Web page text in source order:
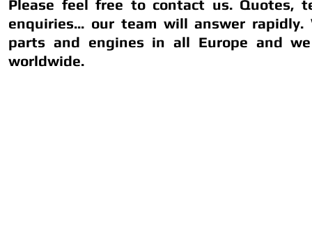
Please feel free to contact us. Quotes,
enquiries... our team will answer rapidly.
parts and engines in all Europe and
worldwide.